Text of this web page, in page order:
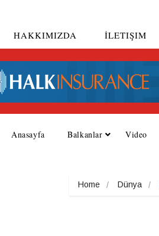
HAKKIMIZDA İLETIŞIM
Anasayfa Balkanlar Video
Home Dünya